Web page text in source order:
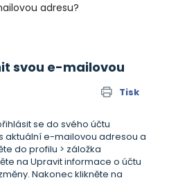
adresu?
svou e-mailovou
Tisk
se do svého účtu
aktuální e-mailovou adresou a
do profilu > záložka
na Upravit informace o účtu
Nakonec klikněte na